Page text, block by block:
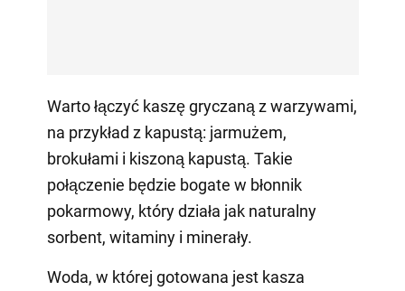
Warto łączyć kaszę gryczaną z warzywami,
na przykład z kapustą: jarmużem,
brokułami i kiszoną kapustą. Takie
połączenie będzie bogate w błonnik
pokarmowy, który działa jak naturalny
sorbent, witaminy i minerały.
Woda, w której gotowana jest kasza